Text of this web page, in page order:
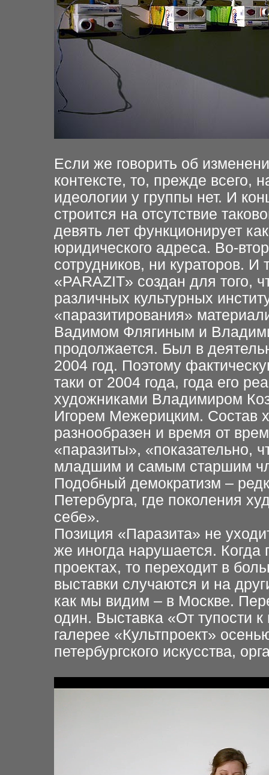
Если же говорить об
контексте, то, прежде всего,
идеологии у группы нет. И
строится на отсутствие
девять лет функционирует
юридического адреса. Во-
сотрудников, ни кураторов. И
«PARAZIT» создан для того,
различных культурных
«паразитирования»
Вадимом Флягиным и
продолжается. Был в
2004 год. Поэтому
таки от 2004 года, года его
художниками Владимиром
Игорем Межерицким. Состав
разнообразен и время от
«паразиты», «показательно,
младшим и самым старшим
Подобный демократизм –
Петербурга, где поколения
себе».
Позиция «Паразита» не
же иногда нарушается. Когда
проектах, то переходит в
выставки случаются и на
как мы видим – в Москве.
один. Выставка «От тупости
галерее «Культпроект»
петербургского искусства,